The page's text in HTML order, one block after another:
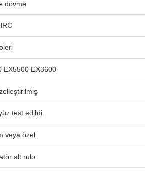
dövme
EX5500 EX3600
test edildi.
veya özel
alt rulo